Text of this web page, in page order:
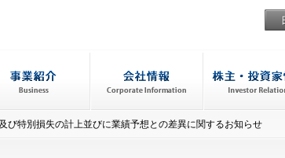
び特別損失の計上並びに業績予想との差異に関するお知らせ